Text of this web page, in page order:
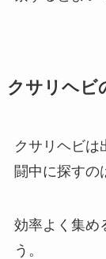
クサリヘビ
クサリヘビは
闘中に探すの
効率よく集め
う。